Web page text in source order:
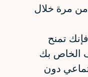
من مرة خلال
تمنح
الخاص بك
دون